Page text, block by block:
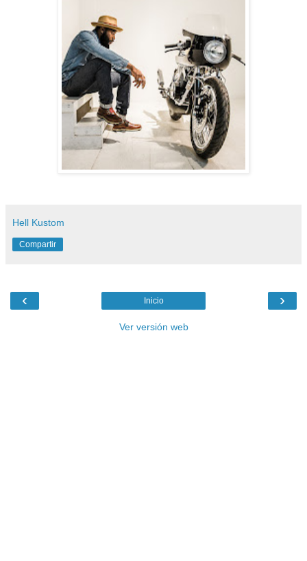
Hell Kustom
Compartir
‹ ›
Inicio
Ver versión web